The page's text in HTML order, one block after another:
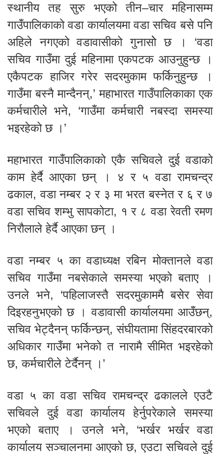
स्थानीय तह सुरु भएको तीन–चार महिनासम्म
गाउँपालिकाको वडा कार्यालयमा वडा सचिव बसे पनि
अहिले नगएको वडावासीको गुनासोे छ । ‘वडा
सचिव गाउँमा दुई महिनामा एकपटक आउनुहुन्छ ।
एकैपटक हाजिर गरेर सदरमुकाम फर्किनुहुन्छ ।
गाउँमा बस्नै मान्दैनन्,’ महाभारत गाउँपालिकाका एक
कर्मचारीले भने, ‘गाउँमा कर्मचारी नबस्दा समस्या
भइरहेको छ ।’
महाभारत गाउँपालिकाको एकै सचिवले दुई वडाको
काम हेर्दै आएका छन् । ४ र ५ वडा रामचन्द्र
ढकाल, वडा नम्बर २ र ३ मा भरत बस्नेत र ६ र ७
वडा सचिव शम्भु सापकोटा, १ र ८ वडा रेवती रमण
निरौलाले हेर्दै आएका छन् ।
वडा नम्बर ५ का वडाध्यक्ष रबिन मोक्तानले वडा
सचिव गाउँमा नबसेकाले समस्या भएको बताए ।
उनले भने, ‘पहिलाजस्तै सदरमुकाममै बसेर सेवा
दिइरहनुभएको छ । वडावासी कार्यालयमा आउँछन्,
सचिव भेट्दैनन् फर्किन्छन्, संघीयतामा सिंहदरबारको
अधिकार गाउँमा भनेको त नारामै सीमित भइरहेको
छ, कर्मचारीले टेर्दैनन् ।’
वडा ५ का वडा सचिव रामचन्द्र ढकालले एउटै
सचिवले दुई वडा कार्यालय हेर्नुपरेकाले समस्या
भएको बताए । उनले भने, ‘भर्खर भर्खर वडा
कार्यालय सञ्चालनमा आएको छ, एउटा सचिवले दुई